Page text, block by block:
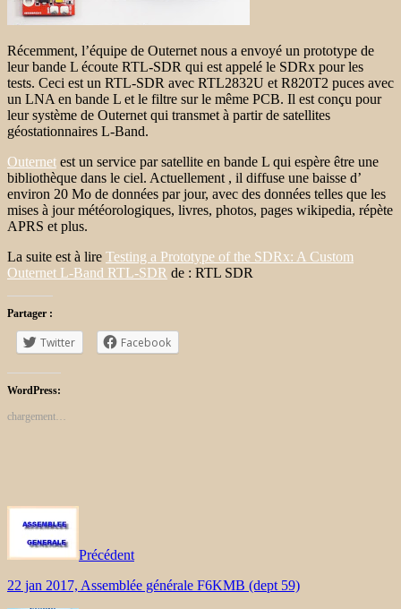
Récemment, l’équipe de Outernet nous a envoyé un prototype de
leur bande L écoute RTL-SDR qui est appelé le SDRx pour les
tests. Ceci est un RTL-SDR avec RTL2832U et R820T2 puces avec
un LNA en bande L et le filtre sur le même PCB. Il est conçu pour
leur système de Outernet qui transmet à partir de satellites
géostationnaires L-Band.
Outernet est un service par satellite en bande L qui espère être une
bibliothèque dans le ciel. Actuellement , il diffuse une baisse d’
environ 20 Mo de données par jour, avec des données telles que les
mises à jour météorologiques, livres, photos, pages wikipedia, répète
APRS et plus.
La suite est à lire Testing a Prototype of the SDRx: A Custom
Outernet L-Band RTL-SDR de : RTL SDR
Partager :
Twitter Facebook
WordPress:
chargement…
Précédent
22 jan 2017, Assemblée générale F6KMB (dept 59)